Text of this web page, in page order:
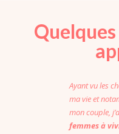
Ayant vu les
ma vie et
mon couple,
femmes à